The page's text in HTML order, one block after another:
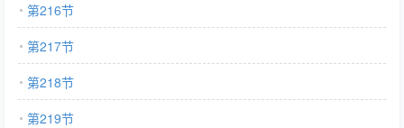
第216节
第217节
第218节
第219节